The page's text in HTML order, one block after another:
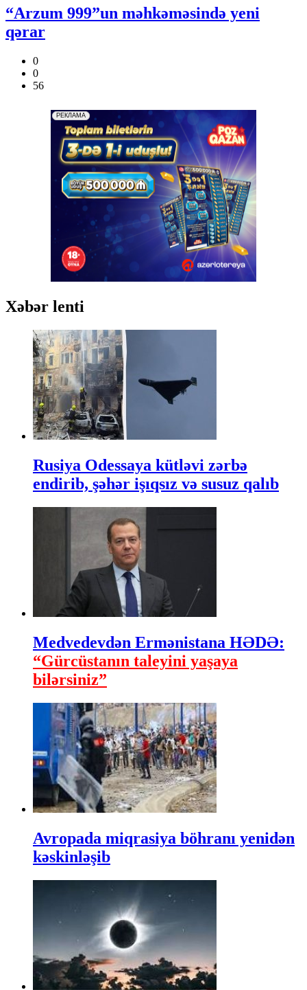
“Arzum 999”un məhkəməsində yeni
qərar
0
0
56
Xəbər lenti
Rusiya Odessaya kütləvi zərbə
endirib, şəhər işıqsız və susuz qalıb
Medvedevdən Ermənistana HƏDƏ:
“Gürcüstanın taleyini yaşaya
bilərsiniz”
Avropada miqrasiya böhranı yenidən
kəskinləşib